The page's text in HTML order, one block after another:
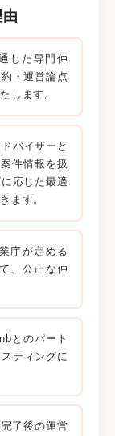
した専門仲
・運営論点
します。
バイザーと
件情報を扱
応じた最適
ます。
庁が定める
、公正な仲
とのパート
ティングに
完了後の運営